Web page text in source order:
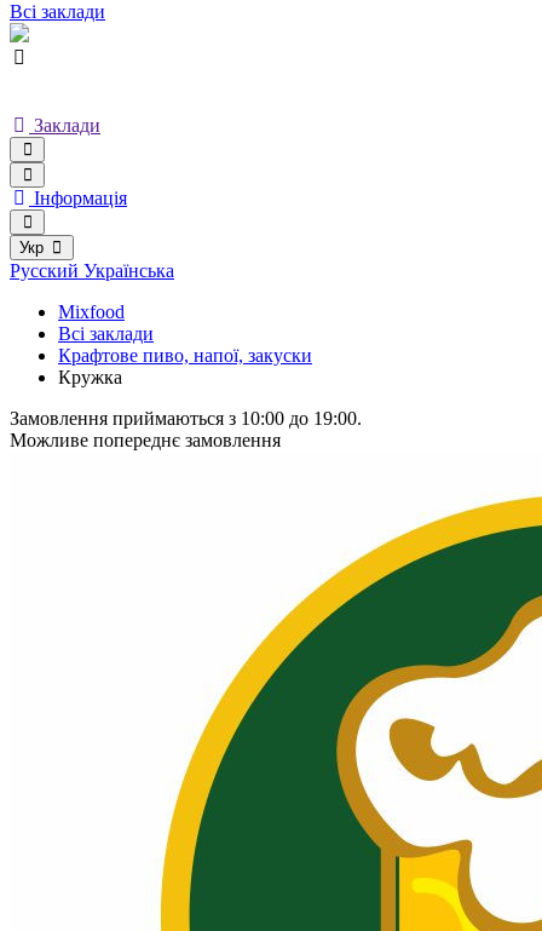
Всі заклади
Заклади
Інформація
Укр
Русский Українська
Mixfood
Всі заклади
Крафтове пиво, напої, закуски
Кружка
Замовлення приймаються з 10:00 до 19:00.
Можливе попереднє замовлення